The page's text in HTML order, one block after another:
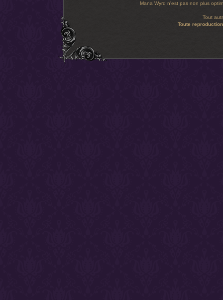
Mana Wyrd n'est pas non plus
Tout
Toute